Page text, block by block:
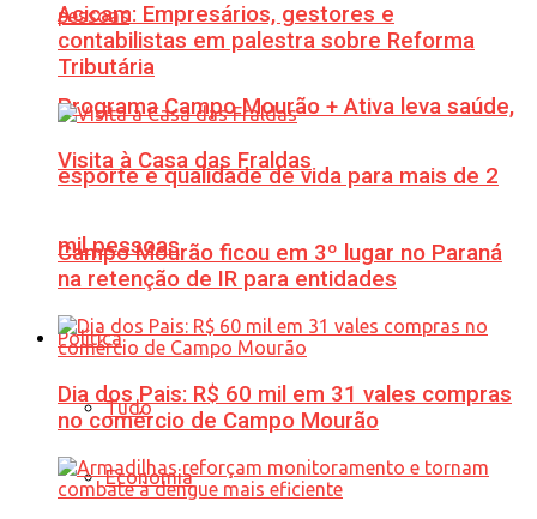
Programa Campo Mourão + Ativa leva saúde,
esporte e qualidade de vida para mais de 2
mil pessoas
Política
Tudo
Economia
Acicam: Empresários, gestores e
contabilistas em palestra sobre Reforma
Tributária
Visita à Casa das Fraldas
Campo Mourão ficou em 3º lugar no Paraná
na retenção de IR para entidades
Dia dos Pais: R$ 60 mil em 31 vales compras
no comércio de Campo Mourão